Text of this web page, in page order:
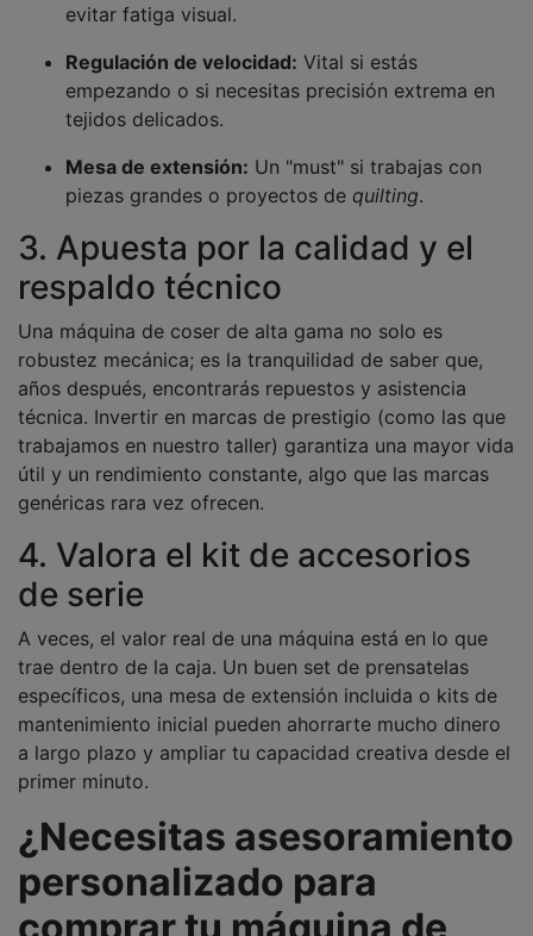
evitar fatiga visual.
Regulación de velocidad: Vital si estás
empezando o si necesitas precisión extrema en
tejidos delicados.
Mesa de extensión: Un "must" si trabajas con
piezas grandes o proyectos de quilting.
3. Apuesta por la calidad y el
respaldo técnico
Una máquina de coser de alta gama no solo es
robustez mecánica; es la tranquilidad de saber que,
años después, encontrarás repuestos y asistencia
técnica. Invertir en marcas de prestigio (como las que
trabajamos en nuestro taller) garantiza una mayor vida
útil y un rendimiento constante, algo que las marcas
genéricas rara vez ofrecen.
4. Valora el kit de accesorios
de serie
A veces, el valor real de una máquina está en lo que
trae dentro de la caja. Un buen set de prensatelas
específicos, una mesa de extensión incluida o kits de
mantenimiento inicial pueden ahorrarte mucho dinero
a largo plazo y ampliar tu capacidad creativa desde el
primer minuto.
¿Necesitas asesoramiento
personalizado para